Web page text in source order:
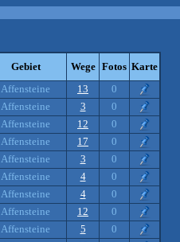
Gebiet Wege Fotos Karte
Affensteine 13
0
Affensteine 3
0
Affensteine 12
0
Affensteine 17
0
Affensteine 3
0
Affensteine 4
0
Affensteine 4
0
Affensteine 12
0
Affensteine 5
0